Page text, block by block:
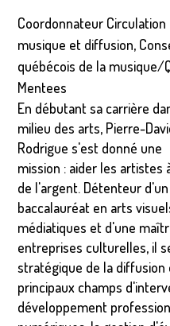
Coordonnateur Circulation
musique et diffusion,
québécois de la musique/
Mentees
En débutant sa carrière
milieu des arts, Pierre-
Rodrigue s'est donné une
mission : aider les artistes
de l'argent. Détenteur d'un
baccalauréat en arts
médiatiques et d'une
entreprises culturelles, il
stratégique de la diffusion
principaux champs
développement